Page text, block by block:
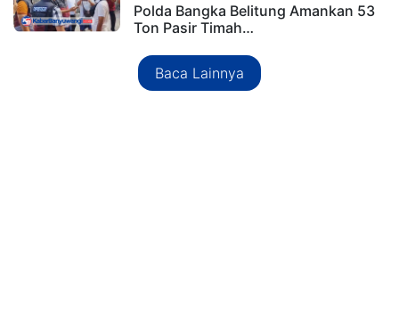
Polda Bangka Belitung Amankan 53
Ton Pasir Timah…
Baca Lainnya